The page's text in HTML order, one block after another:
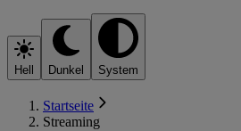
Hell Dunkel System
Startseite
Streaming